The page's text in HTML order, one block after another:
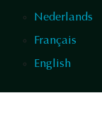
Nederlands
Français
English